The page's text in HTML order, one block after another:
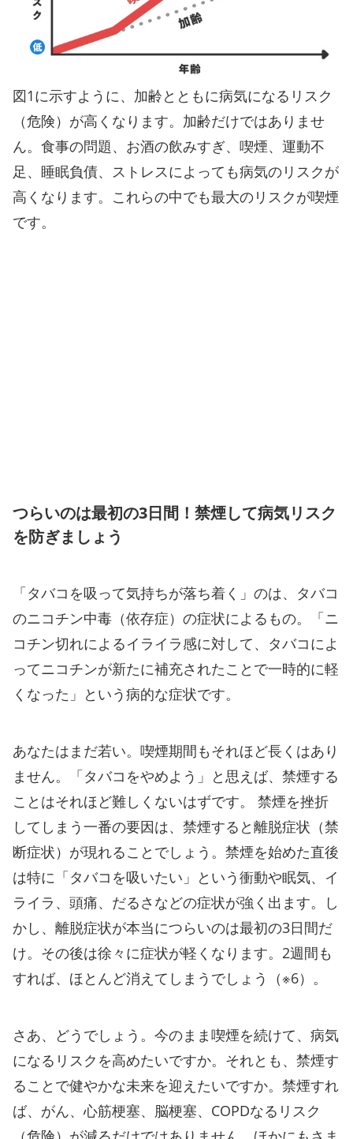
図1に示すように、加齢とともに病気になるリスク
（危険）が高くなります。加齢だけではありませ
ん。食事の問題、お酒の飲みすぎ、喫煙、運動不
足、睡眠負債、ストレスによっても病気のリスクが
高くなります。これらの中でも最大のリスクが喫煙
です。
つらいのは最初の3日間！禁煙して病気リスク
を防ぎましょう
「タバコを吸って気持ちが落ち着く」のは、タバコ
のニコチン中毒（依存症）の症状によるもの。「ニ
コチン切れによるイライラ感に対して、タバコによ
ってニコチンが新たに補充されたことで一時的に軽
くなった」という病的な症状です。
あなたはまだ若い。喫煙期間もそれほど長くはあり
ません。「タバコをやめよう」と思えば、禁煙する
ことはそれほど難しくないはずです。 禁煙を挫折
してしまう一番の要因は、禁煙すると離脱症状（禁
断症状）が現れることでしょう。禁煙を始めた直後
は特に「タバコを吸いたい」という衝動や眠気、イ
ライラ、頭痛、だるさなどの症状が強く出ます。し
かし、離脱症状が本当につらいのは最初の3日間だ
け。その後は徐々に症状が軽くなります。2週間も
すれば、ほとんど消えてしまうでしょう（※6）。
さあ、どうでしょう。今のまま喫煙を続けて、病気
になるリスクを高めたいですか。それとも、禁煙す
ることで健やかな未来を迎えたいですか。禁煙すれ
ば、がん、心筋梗塞、脳梗塞、COPDなるリスク